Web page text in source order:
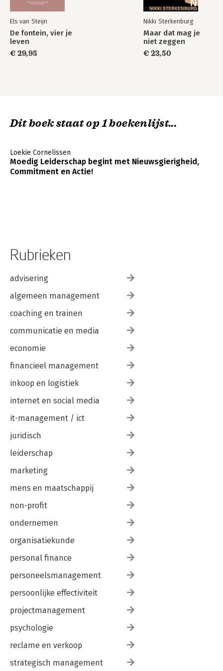
Els van Steijn
De fontein, vier je
leven
€ 29,95
Nikki Sterkenburg
Maar dat mag je
niet zeggen
€ 23,50
Dit boek staat op 1 boekenlijst...
Loekie Cornelissen
Moedig Leiderschap begint met Nieuwsgierigheid,
Commitment en Actie!
Rubrieken
advisering
algemeen management
coaching en trainen
communicatie en media
economie
financieel management
inkoop en logistiek
internet en social media
it-management / ict
juridisch
leiderschap
marketing
mens en maatschappij
non-profit
ondernemen
organisatiekunde
personal finance
personeelsmanagement
persoonlijke effectiviteit
projectmanagement
psychologie
reclame en verkoop
strategisch management